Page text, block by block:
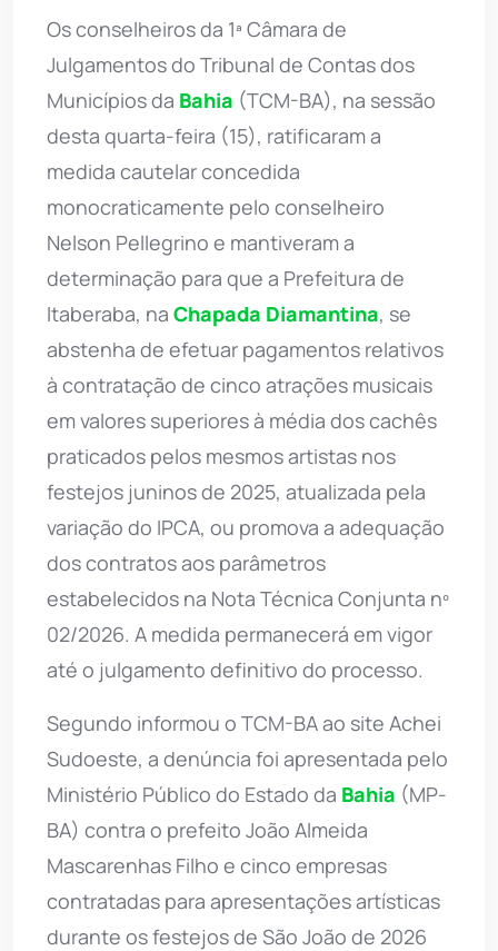
Os conselheiros da 1ª Câmara de
Julgamentos do Tribunal de Contas dos
Municípios da Bahia (TCM-BA), na sessão
desta quarta-feira (15), ratificaram a
medida cautelar concedida
monocraticamente pelo conselheiro
Nelson Pellegrino e mantiveram a
determinação para que a Prefeitura de
Itaberaba, na Chapada Diamantina, se
abstenha de efetuar pagamentos relativos
à contratação de cinco atrações musicais
em valores superiores à média dos cachês
praticados pelos mesmos artistas nos
festejos juninos de 2025, atualizada pela
variação do IPCA, ou promova a adequação
dos contratos aos parâmetros
estabelecidos na Nota Técnica Conjunta nº
02/2026. A medida permanecerá em vigor
até o julgamento definitivo do processo.
Segundo informou o TCM-BA ao site Achei
Sudoeste, a denúncia foi apresentada pelo
Ministério Público do Estado da Bahia (MP-
BA) contra o prefeito João Almeida
Mascarenhas Filho e cinco empresas
contratadas para apresentações artísticas
durante os festejos de São João de 2026